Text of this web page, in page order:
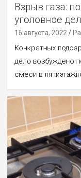
Взрыв газа:
уголовное
16 августа, 2022
Конкретных
дело возбуждено
смеси в